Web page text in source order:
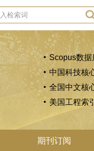
Scopus数
中国科技核
全国中文核
美国工程索
期刊订阅